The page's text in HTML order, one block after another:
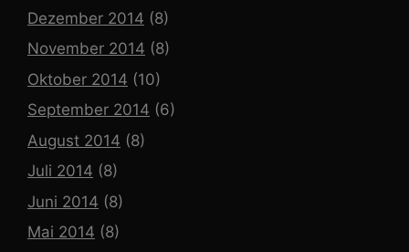
Dezember 2014 (8)
November 2014 (8)
Oktober 2014 (10)
September 2014 (6)
August 2014 (8)
Juli 2014 (8)
Juni 2014 (8)
Mai 2014 (8)